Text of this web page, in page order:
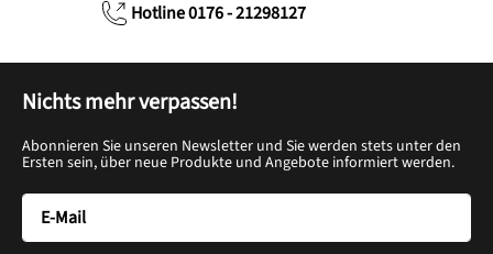
Hotline 0176 - 21298127
Nichts mehr verpassen!
Abonnieren Sie unseren Newsletter und Sie werden stets unter den
Ersten sein, über neue Produkte und Angebote informiert werden.